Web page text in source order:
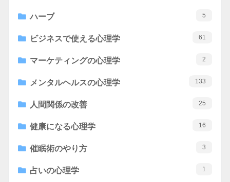
ハーブ 5
ビジネスで使える心理学 61
マーケティングの心理学 2
メンタルヘルスの心理学 133
人間関係の改善 25
健康になる心理学 16
催眠術のやり方 3
占いの心理学 1